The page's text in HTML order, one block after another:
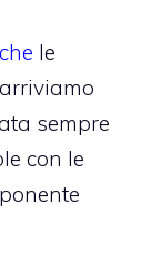
le
sempre
con le